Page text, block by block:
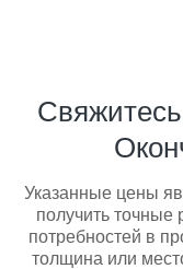
Указанные цены
получить точные
потребностей в
толщина или